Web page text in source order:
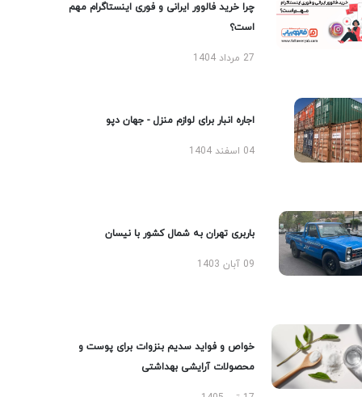
چرا خرید فالوور ایرانی و فوری اینستاگرام مهم
است؟
27 مرداد 1404
اجاره انبار برای لوازم منزل - جهان دپو
04 اسفند 1404
باربری تهران به شمال کشور با نیسان
09 آبان 1403
خواص و فواید سدیم بنزوات برای پوست و
محصولات آرایشی بهداشتی